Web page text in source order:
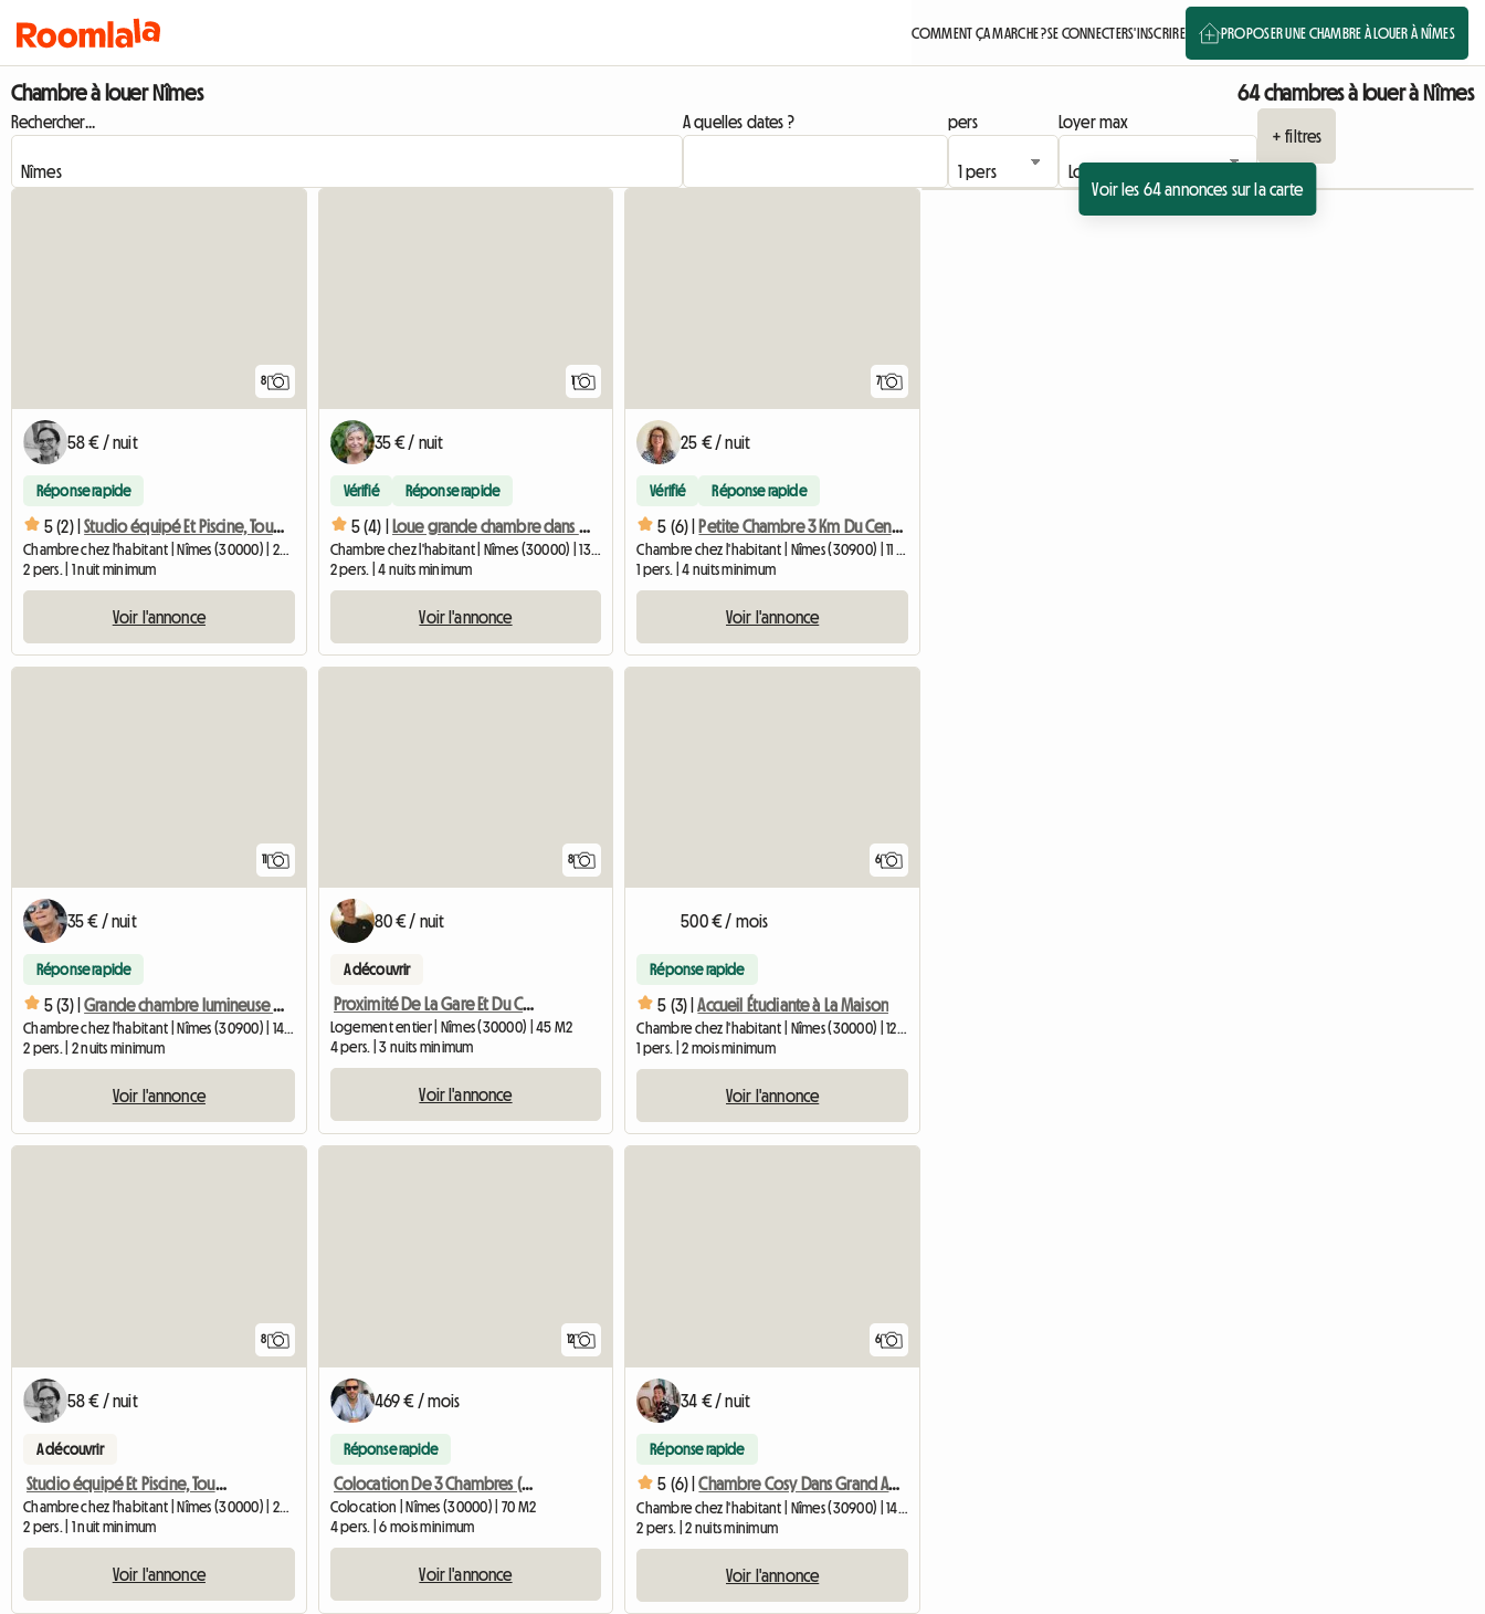
COMMENT ÇA MARCHE ?SE CONNECTERS'INSCRIRE PROPOSER UNE CHAMBRE À LOUER À NÎMES
Chambre à louer Nîmes 64 chambres à louer à Nîmes
Rechercher... A quelles dates ? pers
Loyer max
+ filtres
Voir les 64 annonces sur la carte
8
58 € / nuit
Réponse rapide
5 (2) | Studio équipé Et Piscine, Tour Magne
Chambre chez l'habitant | Nîmes (30000) | 20 M2
2 pers. | 1 nuit minimum
Voir l'annonce
1
35 € / nuit
Vérifié Réponse rapide
5 (4) | Loue grande chambre dans maison avec jardin
Chambre chez l'habitant | Nîmes (30000) | 13 M2
2 pers. | 4 nuits minimum
Voir l'annonce
7
25 € / nuit
Vérifié Réponse rapide
5 (6) | Petite Chambre 3 Km Du Centre Ville
Chambre chez l'habitant | Nîmes (30900) | 11 M2
1 pers. | 4 nuits minimum
Voir l'annonce
35 € / nuit
Réponse rapide
5 (3) | Grande chambre lumineuse dans cadre preservé. Havre de bien
Chambre chez l'habitant | Nîmes (30900) | 14 M2
2 pers. | 2 nuits minimum
Voir l'annonce
8
80 € / nuit
A découvrir
Proximité De La Gare Et Du Centre Ville
Logement entier | Nîmes (30000) | 45 M2
4 pers. | 3 nuits minimum
Voir l'annonce
6
500 € / mois
Réponse rapide
5 (3) | Accueil Étudiante à La Maison
Chambre chez l'habitant | Nîmes (30000) | 12 M2
1 pers. | 2 mois minimum
Voir l'annonce
8
58 € / nuit
A découvrir
Studio équipé Et Piscine, Tour Magne
2 pers. | 1 nuit minimum
Voir l'annonce
12
469 € / mois
Réponse rapide
Colocation De 3 Chambres (Standing) à Nîmes Centre Ville
Colocation | Nîmes (30000) | 70 M2
4 pers. | 6 mois minimum
Voir l'annonce
6
34 € / nuit
Réponse rapide
5 (6) | Chambre Cosy Dans Grand Appartement
2 pers. | 2 nuits minimum
Voir l'annonce